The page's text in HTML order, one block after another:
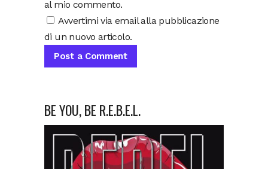
al mio commento.
Avvertimi via email alla pubblicazione
di un nuovo articolo.
BE YOU, BE R.E.B.E.L.